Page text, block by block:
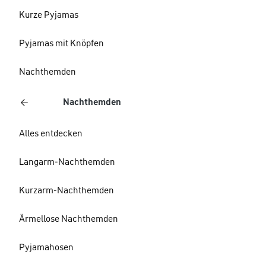
Kurze Pyjamas
Pyjamas mit Knöpfen
Nachthemden
Nachthemden
Alles entdecken
Langarm-Nachthemden
Kurzarm-Nachthemden
Ärmellose Nachthemden
Pyjamahosen